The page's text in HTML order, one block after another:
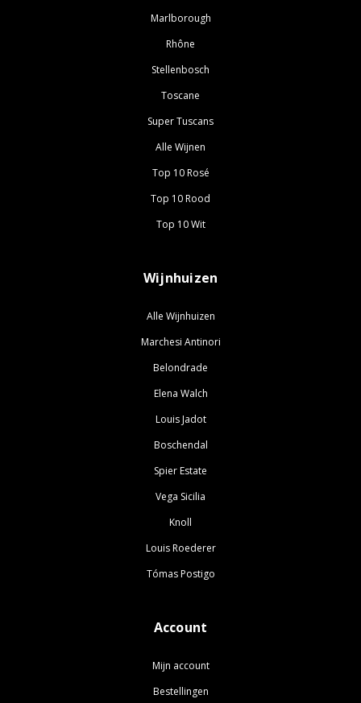
Marlborough
Rhône
Stellenbosch
Toscane
Super Tuscans
Alle Wijnen
Top 10 Rosé
Top 10 Rood
Top 10 Wit
Wijnhuizen
Alle Wijnhuizen
Marchesi Antinori
Belondrade
Elena Walch
Louis Jadot
Boschendal
Spier Estate
Vega Sicilia
Knoll
Louis Roederer
Tómas Postigo
Account
Mijn account
Bestellingen